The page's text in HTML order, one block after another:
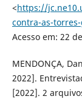
<https://
contra-as-
Acesso em: 22
MENDONÇA,
2022].
[2022]. 2